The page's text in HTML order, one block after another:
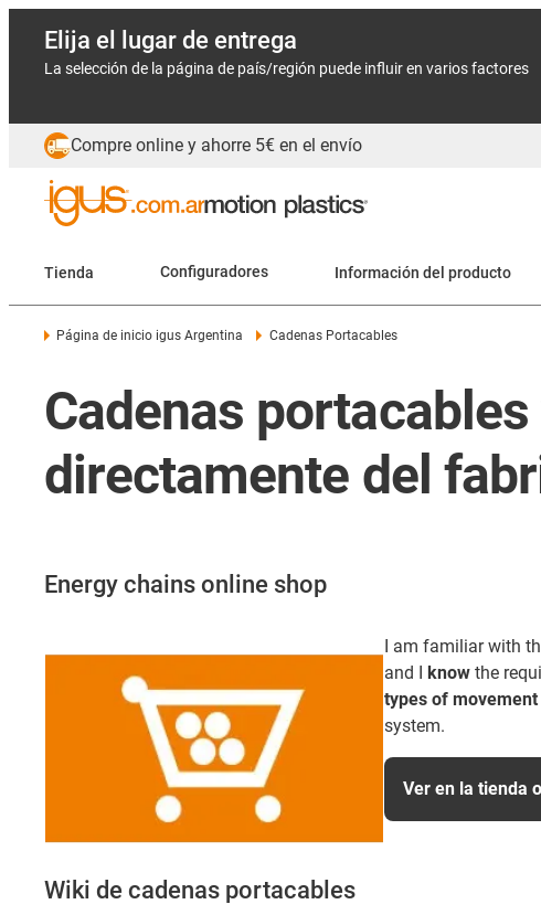
Elija el lugar de entrega
La selección de la página de país/región puede influir en varios factores
Compre online y ahorre 5€ en el envío
Tienda Configuradores Información del producto
Página de inicio igus Argentina Cadenas Portacables
Cadenas
directamente del
Energy chains online shop
I am familiar with
and I know the
types of movement
system.
Ver en la tienda
Wiki de cadenas portacables